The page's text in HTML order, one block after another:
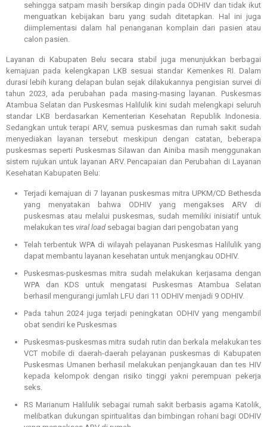
sehingga satpam masih bersikap dingin pada ODHIV dan tidak ikut
menguatkan kebijakan baru yang sudah ditetapkan. Hal ini juga
diimplementasi dalam hal penanganan komplain dari pasien atau
calon pasien.
Layanan di Kabupaten Belu secara stabil juga menunjukkan berbagai
kemajuan pada kelengkapan LKB sesuai standar Kemenkes RI. Dalam
durasi lebih kurang delapan bulan sejak dilakukannya pengisian survei di
tahun 2023, ada perubahan pada masing-masing layanan. Puskesmas
Atambua Selatan dan Puskesmas Halilulik kini sudah melengkapi seluruh
standar LKB berdasarkan Kementerian Kesehatan Republik Indonesia.
Sedangkan untuk terapi ARV, semua puskesmas dan rumah sakit sudah
menyediakan layanan tersebut meskipun dengan catatan, beberapa
puskesmas seperti Puskesmas Silawan dan Ainiba masih menggunakan
sistem rujukan untuk layanan ARV. Pencapaian dan Perubahan di Layanan
Kesehatan Kabupaten Belu:
Terjadi kemajuan di 7 layanan puskesmas mitra UPKM/CD Bethesda
yang menyatakan bahwa ODHIV yang mengakses ARV di
puskesmas atau melalui puskesmas, sudah memiliki inisiatif untuk
melakukan tes viral load sebagai bagian dari pengobatan yang
Telah terbentuk WPA di wilayah pelayanan Puskesmas Halilulik yang
dapat membantu layanan kesehatan untuk menjangkau ODHIV.
Puskesmas-puskesmas mitra sudah melakukan kerjasama dengan
WPA dan KDS untuk mengatasi Puskesmas Atambua Selatan
berhasil mengurangi jumlah LFU dari 11 ODHIV menjadi 9 ODHIV.
Pada tahun 2024 juga terjadi peningkatan ODHIV yang mengambil
obat sendiri ke Puskesmas
Puskesmas-puskesmas mitra sudah rutin dan berkala melakukan tes
VCT mobile di daerah-daerah pelayanan puskesmas di Kabupaten
Puskesmas Umanen berhasil melakukan penjangkauan dan tes HIV
kepada kelompok dengan risiko tinggi yakni perempuan pekerja
seks.
RS Marianum Halilulik sebagai rumah sakit berbasis agama Katolik,
melibatkan dukungan spiritualitas dan bimbingan rohani bagi ODHIV